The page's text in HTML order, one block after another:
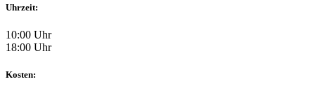
Uhrzeit:
10:00 Uhr
18:00 Uhr
Kosten: